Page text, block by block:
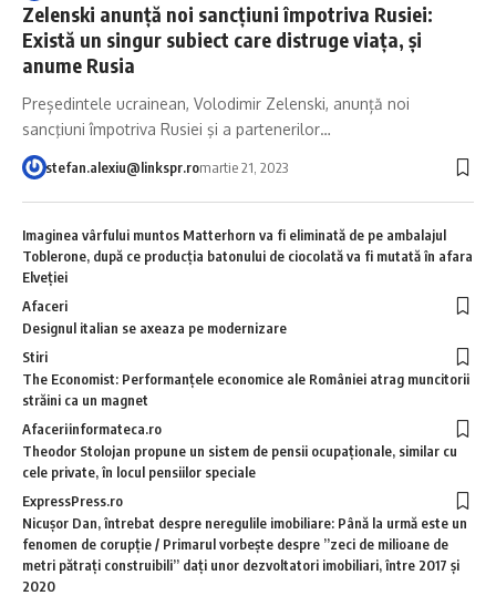
Zelenski anunţă noi sancţiuni împotriva Rusiei:
Există un singur subiect care distruge viaţa, şi
anume Rusia
Președintele ucrainean, Volodimir Zelenski, anunță noi
sancţiuni împotriva Rusiei şi a partenerilor…
stefan.alexiu@linkspr.romartie 21, 2023
Imaginea vârfului muntos Matterhorn va fi eliminată de pe ambalajul
Toblerone, după ce producţia batonului de ciocolată va fi mutată în afara
Elveţiei
Afaceri
Designul italian se axeaza pe modernizare
Stiri
The Economist: Performanţele economice ale României atrag muncitorii
străini ca un magnet
Afaceriinformateca.ro
Theodor Stolojan propune un sistem de pensii ocupaţionale, similar cu
cele private, în locul pensiilor speciale
ExpressPress.ro
Nicuşor Dan, întrebat despre neregulile imobiliare: Până la urmă este un
fenomen de corupţie / Primarul vorbeşte despre ”zeci de milioane de
metri pătraţi construibili” daţi unor dezvoltatori imobiliari, între 2017 şi
2020